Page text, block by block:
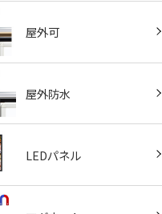
屋外可
屋外防水
LEDパネル